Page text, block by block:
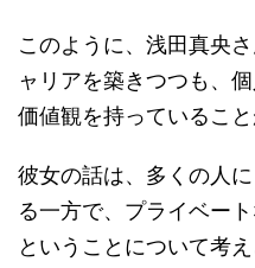
このように、浅田真央
ャリアを築きつつも、
価値観を持っていること
彼女の話は、多くの人
る一方で、プライベー
ということについて考